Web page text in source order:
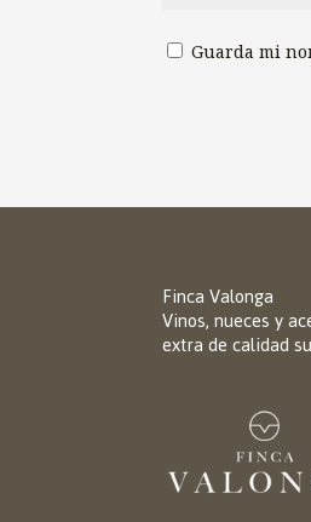
Guarda mi
Finca Valonga
Vinos, nueces y
extra de calidad